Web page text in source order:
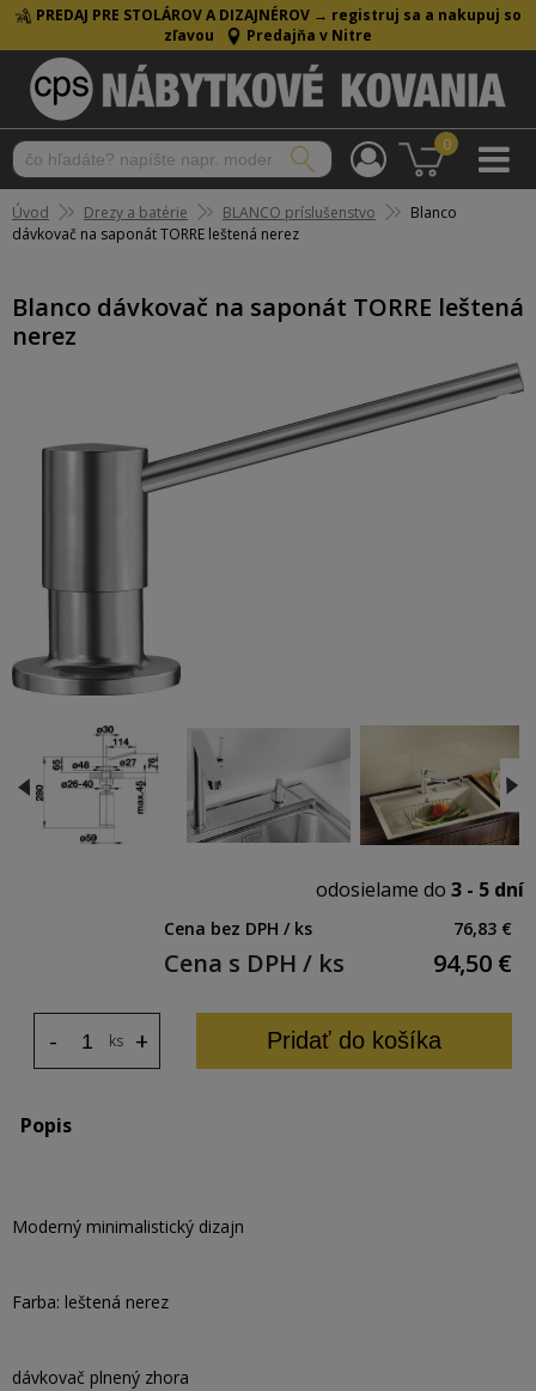
PREDAJ PRE STOLÁROV A DIZAJNÉROV → registruj sa a nakupuj so
zľavou
Predajňa v Nitre
0
Úvod Drezy a batérie BLANCO príslušenstvo
Blanco
dávkovač na saponát TORRE leštená nerez
Blanco dávkovač na saponát TORRE leštená
nerez
odosielame do 3 - 5 dní
Cena bez DPH / ks 76,83 €
Cena s DPH / ks 94,50 €
ks +
- Pridať do košíka
Popis
Moderný minimalistický dizajn
Farba: leštená nerez
dávkovač plnený zhora